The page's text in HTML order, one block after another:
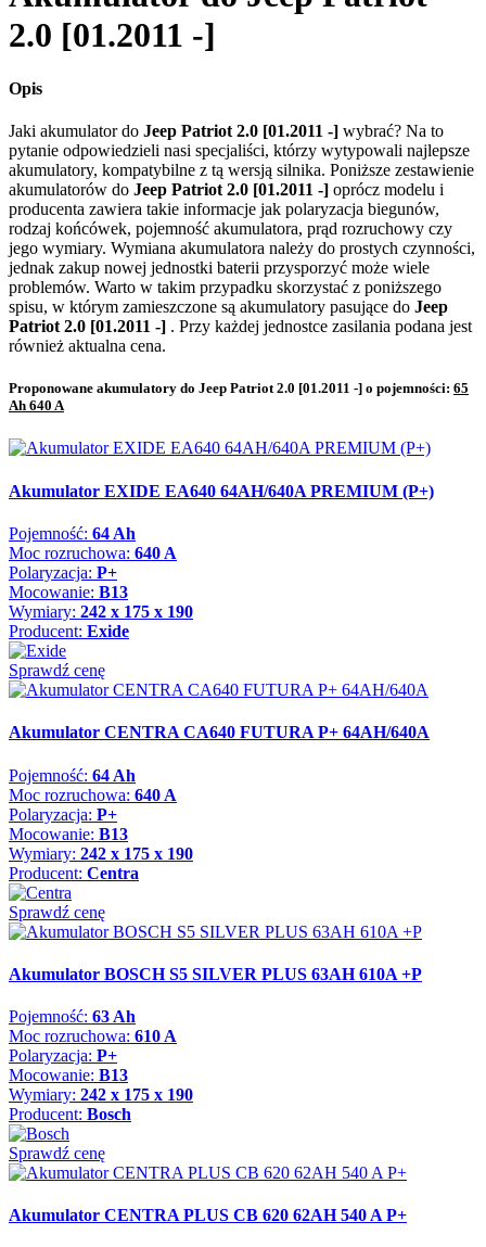
2.0 [01.2011 -]
Opis
Jaki akumulator do Jeep Patriot 2.0 [01.2011 -] wybrać? Na to
pytanie odpowiedzieli nasi specjaliści, którzy wytypowali najlepsze
akumulatory, kompatybilne z tą wersją silnika. Poniższe zestawienie
akumulatorów do Jeep Patriot 2.0 [01.2011 -] oprócz modelu i
producenta zawiera takie informacje jak polaryzacja biegunów,
rodzaj końcówek, pojemność akumulatora, prąd rozruchowy czy
jego wymiary. Wymiana akumulatora należy do prostych czynności,
jednak zakup nowej jednostki baterii przysporzyć może wiele
problemów. Warto w takim przypadku skorzystać z poniższego
spisu, w którym zamieszczone są akumulatory pasujące do Jeep
Patriot 2.0 [01.2011 -] . Przy każdej jednostce zasilania podana jest
również aktualna cena.
Proponowane akumulatory do Jeep Patriot 2.0 [01.2011 -] o pojemności: 65
Ah 640 A
Akumulator EXIDE EA640 64AH/640A PREMIUM (P+)
Pojemność: 64 Ah
Moc rozruchowa: 640 A
Polaryzacja: P+
Mocowanie: B13
Wymiary: 242 x 175 x 190
Producent: Exide
Sprawdź cenę
Akumulator CENTRA CA640 FUTURA P+ 64AH/640A
Pojemność: 64 Ah
Moc rozruchowa: 640 A
Polaryzacja: P+
Mocowanie: B13
Wymiary: 242 x 175 x 190
Producent: Centra
Sprawdź cenę
Akumulator BOSCH S5 SILVER PLUS 63AH 610A +P
Pojemność: 63 Ah
Moc rozruchowa: 610 A
Polaryzacja: P+
Mocowanie: B13
Wymiary: 242 x 175 x 190
Producent: Bosch
Sprawdź cenę
Akumulator CENTRA PLUS CB 620 62AH 540 A P+